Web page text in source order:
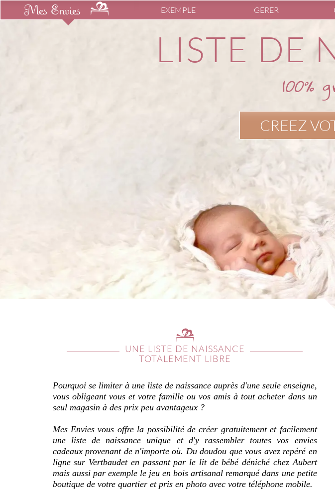
Mes Envies EXEMPLE GERER
LISTE DE
CREEZ
UNE LISTE DE NAISSANCE
TOTALEMENT LIBRE
Pourquoi se limiter à une liste de naissance auprès d'une seule enseigne,
vous obligeant vous et votre famille ou vos amis à tout acheter dans un
seul magasin à des prix peu avantageux ?
Mes Envies vous offre la possibilité de créer gratuitement et facilement
une liste de naissance unique et d'y rassembler toutes vos envies
cadeaux provenant de n'importe où. Du doudou que vous avez repéré en
ligne sur Vertbaudet en passant par le lit de bébé déniché chez Aubert
mais aussi par exemple le jeu en bois artisanal remarqué dans une petite
boutique de votre quartier et pris en photo avec votre téléphone mobile.